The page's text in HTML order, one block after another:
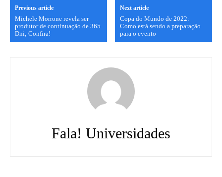
Previous article
Michele Morrone revela ser
produtor de continuação de 365
Dni; Confira!
Next article
Copa do Mundo de 2022:
Como está sendo a preparação
para o evento
Fala! Universidades